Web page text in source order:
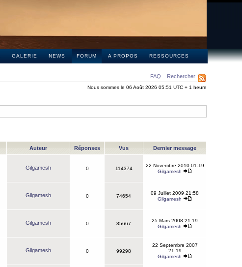
GALERIE NEWS FORUM A PROPOS RESSOURCES
FAQ Rechercher
Nous sommes le 06 Août 2026 05:51 UTC + 1 heure
Auteur Réponses Vus Dernier message
Gilgamesh 0 114374
22 Novembre 2010 01:19
Gilgamesh
Gilgamesh 0 74654
09 Juillet 2009 21:58
Gilgamesh
Gilgamesh 0 85667
25 Mars 2008 21:19
Gilgamesh
Gilgamesh 0 99298
22 Septembre 2007
21:19
Gilgamesh